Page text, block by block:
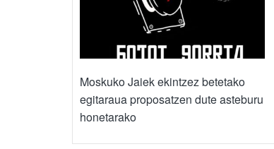
Moskuko Jaiek ekintzez betetako
egitaraua proposatzen dute asteburu
honetarako